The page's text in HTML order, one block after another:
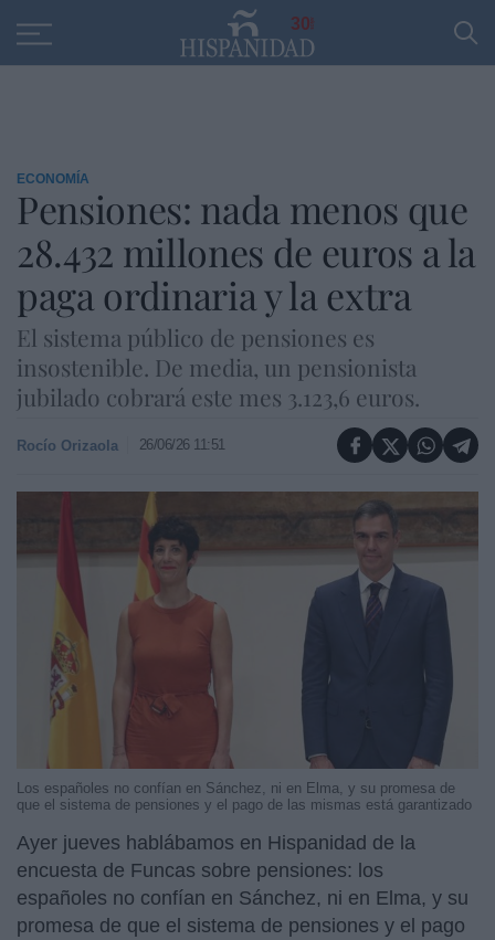
30
ECONOMÍA
Pensiones: nada menos que
28.432 millones de euros a la
paga ordinaria y la extra
El sistema público de pensiones es
insostenible. De media, un pensionista
jubilado cobrará este mes 3.123,6 euros.
Rocío Orizaola 26/06/26 11:51
Los españoles no confían en Sánchez, ni en Elma, y su promesa de
que el sistema de pensiones y el pago de las mismas está garantizado
Ayer jueves hablábamos en Hispanidad de la
encuesta de Funcas sobre pensiones: los
españoles no confían en Sánchez, ni en Elma, y su
promesa de que el sistema de pensiones y el pago